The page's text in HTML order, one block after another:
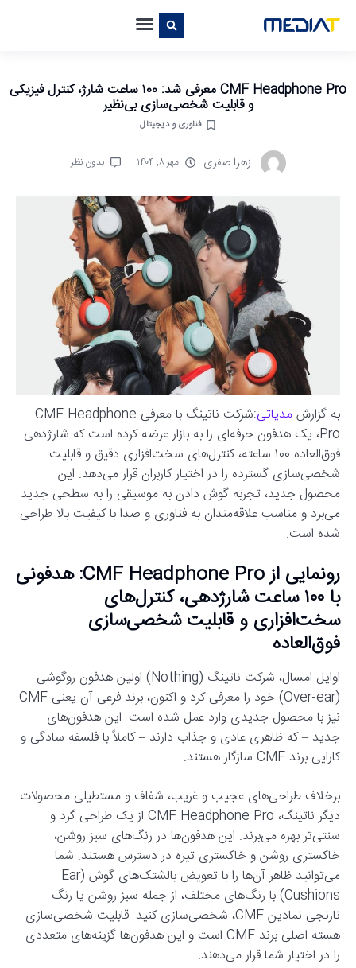
CMF Headphone Pro معرفی شد: ۱۰۰ ساعت شارژ، کنترل فیزیکی
و قابلیت شخصی‌سازی بی‌نظیر
فناوری و دیجیتال
زهرا صفری مهر ۸, ۱۴۰۴ بدون نظر
به گزارشمدیاتی
:شرکت ناتینگ با معرفی CMF Headphone
Pro، یک هدفون حرفه‌ای را به بازار عرضه کرده است که شارژدهی
فوق‌العاده ۱۰۰ ساعته، کنترل‌های سخت‌افزاری دقیق و قابلیت
شخصی‌سازی گسترده را در اختیار کاربران قرار می‌دهد. این
محصول جدید، تجربه گوش دادن به موسیقی را به سطحی جدید
می‌برد و مناسب علاقه‌مندان به فناوری و صدا با کیفیت بالا طراحی
شده است.
رونمایی از CMF Headphone Pro: هدفونی
با ۱۰۰ ساعت شارژدهی، کنترل‌های
سخت‌افزاری و قابلیت شخصی‌سازی
فوق‌العاده
اوایل امسال، شرکت ناتینگ (Nothing) اولین هدفون روگوشی
(Over-ear) خود را معرفی کرد و اکنون، برند فرعی آن یعنی CMF
نیز با محصول جدیدی وارد عمل شده است. این هدفون‌های
جدید – که ظاهری عادی و جذاب دارند – کاملاً با فلسفه سادگی و
کارایی برند CMF سازگار هستند.
برخلاف طراحی‌های عجیب و غریب، شفاف و مستطیلی محصولات
دیگر ناتینگ، CMF Headphone Pro از یک طراحی گرد و
سنتی‌تر بهره می‌برند. این هدفون‌ها در رنگ‌های سبز روشن،
خاکستری روشن و خاکستری تیره در دسترس هستند. شما
می‌توانید ظاهر آن‌ها را با تعویض بالشتک‌های گوش (Ear
Cushions) با رنگ‌های مختلف، از جمله سبز روشن یا رنگ
نارنجی نمادین CMF، شخصی‌سازی کنید. قابلیت شخصی‌سازی
هسته اصلی برند CMF است و این هدفون‌ها گزینه‌های متعددی
را در اختیار شما قرار می‌دهند.